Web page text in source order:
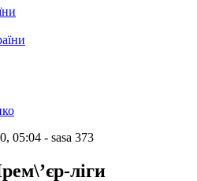
05:04 - sasa 373
ліги